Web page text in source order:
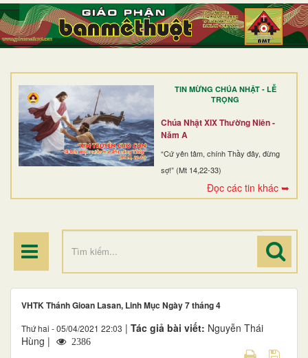
TIN MỪNG CHÚA NHẬT - LỄ
TRỌNG
Chúa Nhật XIX Thường Niên -
Năm A
“Cứ yên tâm, chính Thầy đây, đừng
sợ!” (Mt 14,22-33)
Đọc các tin khác ➥
TRANG NHẤT
GIỚI THIỆU
DÒNG TU
BAN MỤC VỤ
ĐOÀN THỂ CG
ĐIỂM HÀNH HƯƠNG
VHTK Thánh Gioan Lasan, Linh Mục Ngày 7 tháng 4
Thứ hai - 05/04/2021 22:03 | Tác giả bài viết: Nguyễn Thái
Hùng |
2386